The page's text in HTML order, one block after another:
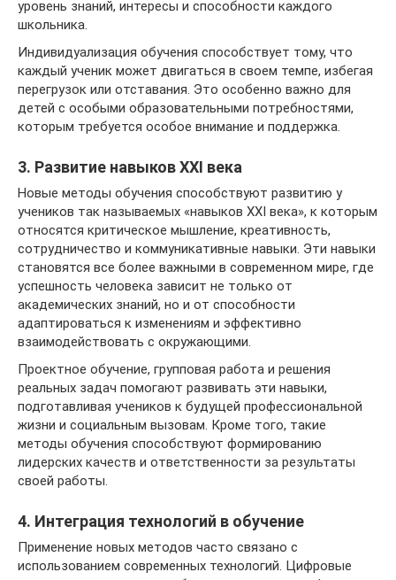
уровень знаний, интересы и способности каждого
школьника.
Индивидуализация обучения способствует тому, что
каждый ученик может двигаться в своем темпе, избегая
перегрузок или отставания. Это особенно важно для
детей с особыми образовательными потребностями,
которым требуется особое внимание и поддержка.
3. Развитие навыков XXI века
Новые методы обучения способствуют развитию у
учеников так называемых «навыков XXI века», к которым
относятся критическое мышление, креативность,
сотрудничество и коммуникативные навыки. Эти навыки
становятся все более важными в современном мире, где
успешность человека зависит не только от
академических знаний, но и от способности
адаптироваться к изменениям и эффективно
взаимодействовать с окружающими.
Проектное обучение, групповая работа и решения
реальных задач помогают развивать эти навыки,
подготавливая учеников к будущей профессиональной
жизни и социальным вызовам. Кроме того, такие
методы обучения способствуют формированию
лидерских качеств и ответственности за результаты
своей работы.
4. Интеграция технологий в обучение
Применение новых методов часто связано с
использованием современных технологий. Цифровые